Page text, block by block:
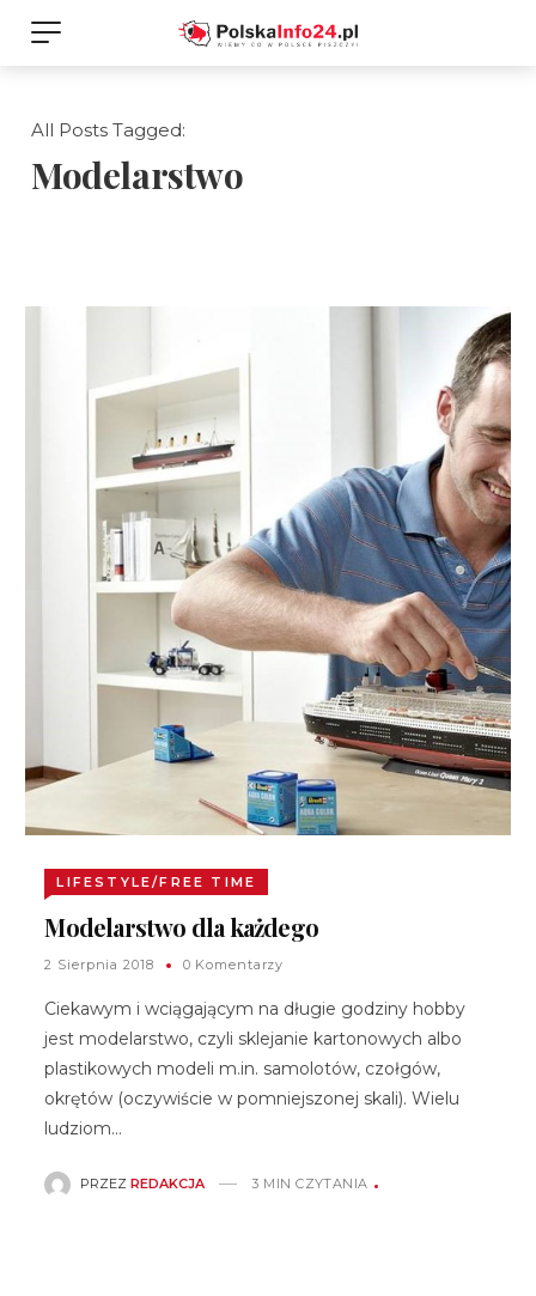
All Posts Tagged:
Modelarstwo
LIFESTYLE/FREE TIME
Modelarstwo dla każdego
2 Sierpnia 2018 0 Komentarzy
Ciekawym i wciągającym na długie godziny hobby
jest modelarstwo, czyli sklejanie kartonowych albo
plastikowych modeli m.in. samolotów, czołgów,
okrętów (oczywiście w pomniejszonej skali). Wielu
ludziom…
PRZEZREDAKCJA 3 MIN CZYTANIA